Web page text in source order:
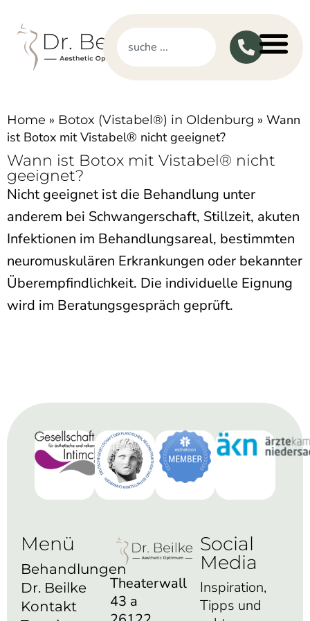
Home » Botox (Vistabel®) in Oldenburg » Wann
ist Botox mit Vistabel® nicht geeignet?
Wann ist Botox mit Vistabel® nicht
geeignet?
Nicht geeignet ist die Behandlung unter
anderem bei Schwangerschaft, Stillzeit, akuten
Infektionen im Behandlungsareal, bestimmten
neuromuskulären Erkrankungen oder bekannter
Überempfindlichkeit. Die individuelle Eignung
wird im Beratungsgespräch geprüft.
Menü
Behandlungen
Dr. Beilke
Kontakt
Theaterwall
43 a
Social
Media
Inspiration,
Tipps und